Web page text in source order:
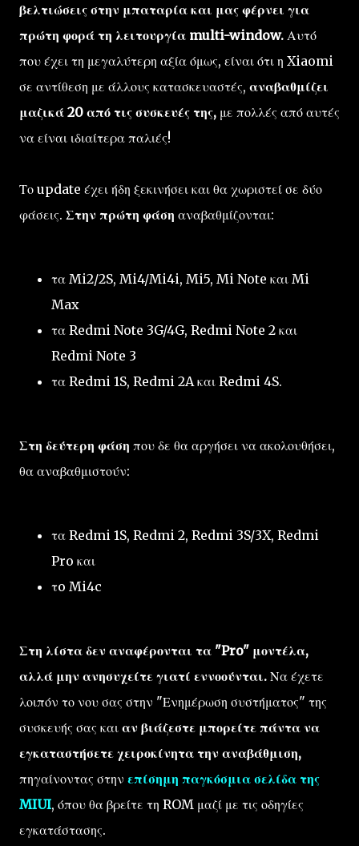
βελτιώσεις στην μπαταρία και μας φέρνει για
πρώτη φορά τη λειτουργία multi-window. Αυτό
που έχει τη μεγαλύτερη αξία όμως, είναι ότι η Xiaomi
σε αντίθεση με άλλους κατασκευαστές, αναβαθμίζει
μαζικά 20 από τις συσκευές της, με πολλές από αυτές
να είναι ιδιαίτερα παλιές!
Το update έχει ήδη ξεκινήσει και θα χωριστεί σε δύο
φάσεις. Στην πρώτη φάση αναβαθμίζονται:
τα Mi2/2S, Mi4/Mi4i, Mi5, Mi Note και Mi
Max
τα Redmi Note 3G/4G, Redmi Note 2 και
Redmi Note 3
τα Redmi 1S, Redmi 2A και Redmi 4S.
Στη δεύτερη φάση που δε θα αργήσει να ακολουθήσει,
θα αναβαθμιστούν:
τα Redmi 1S, Redmi 2, Redmi 3S/3X, Redmi
Pro και
τo Mi4c
Στη λίστα δεν αναφέρονται τα "Pro" μοντέλα,
αλλά μην ανησυχείτε γιατί εννοούνται. Να έχετε
λοιπόν το νου σας στην "Ενημέρωση συστήματος" της
συσκευής σας και αν βιάζεστε μπορείτε πάντα να
εγκαταστήσετε χειροκίνητα την αναβάθμιση,
πηγαίνοντας στην επίσημη παγκόσμια σελίδα της
MIUI, όπου θα βρείτε τη ROM μαζί με τις οδηγίες
εγκατάστασης.